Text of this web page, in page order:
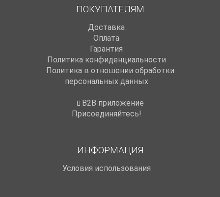
ПОКУПАТЕЛЯМ
Доставка
Оплата
Гарантия
Политика конфиденциальности
Политика в отношении обработки
персональных данных
B2B приложение
Присоединяйтесь!
ИНФОРМАЦИЯ
Условия использования